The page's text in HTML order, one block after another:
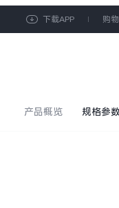
下载APP 购
产品概览 规格参数